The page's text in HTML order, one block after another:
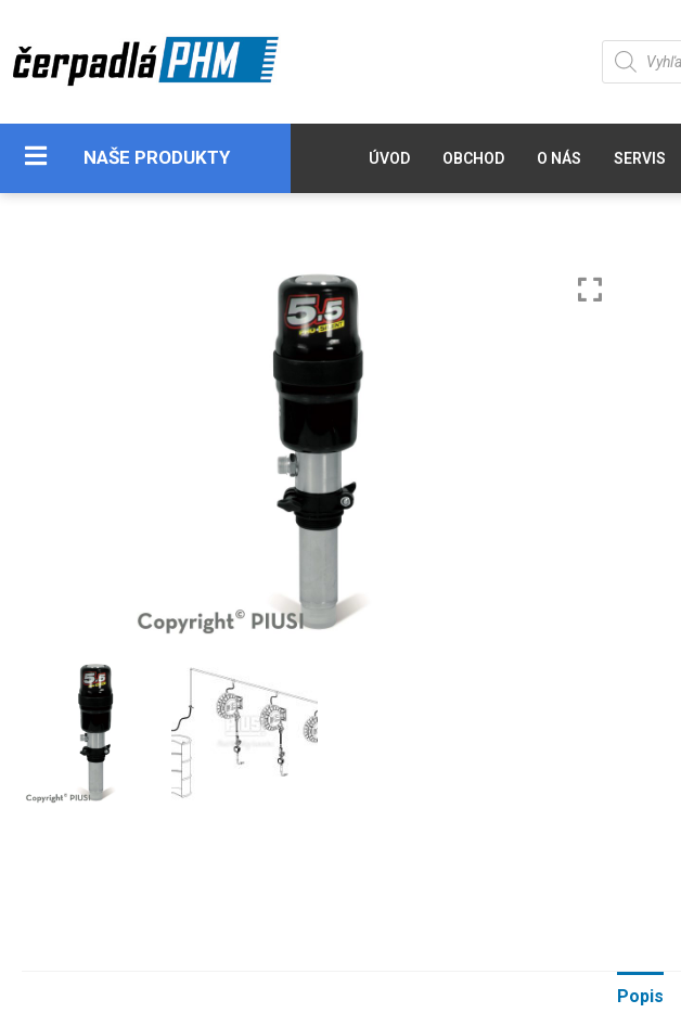
NAŠE PRODUKTY ÚVOD OBCHOD O NÁS SERVIS
Popis